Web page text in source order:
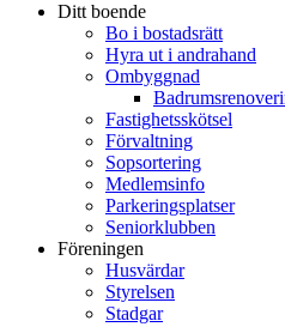
Ditt boende
Bo i bostadsrätt
Hyra ut i andrahand
Ombyggnad
Fastighetsskötsel
Förvaltning
Sopsortering
Medlemsinfo
Parkeringsplatser
Seniorklubben
Föreningen
Husvärdar
Styrelsen
Stadgar